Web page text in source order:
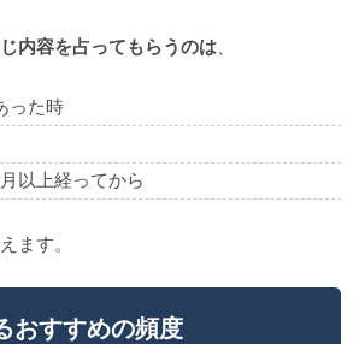
内容を占ってもらうのは
った時
以上経ってから
ます。
おすすめの頻度